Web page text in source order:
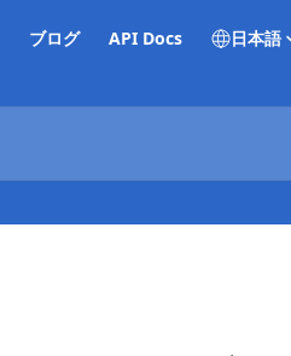
ブログ API Docs 日本語